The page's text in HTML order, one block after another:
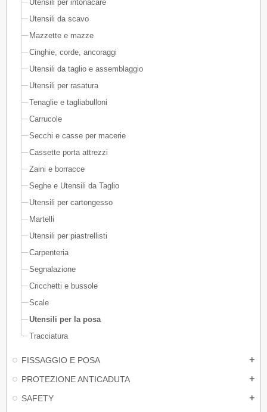
Utensili per intonacare
Utensili da scavo
Mazzette e mazze
Cinghie, corde, ancoraggi
Utensili da taglio e assemblaggio
Utensili per rasatura
Tenaglie e tagliabulloni
Carrucole
Secchi e casse per macerie
Cassette porta attrezzi
Zaini e borracce
Seghe e Utensili da Taglio
Utensili per cartongesso
Martelli
Utensili per piastrellisti
Carpenteria
Segnalazione
Cricchetti e bussole
Scale
Utensili per la posa
Tracciatura
FISSAGGIO E POSA add
PROTEZIONE ANTICADUTA add
SAFETY add